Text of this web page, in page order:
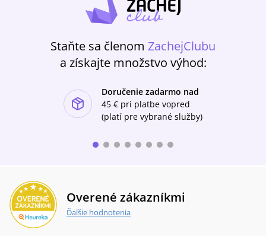
Staňte sa členom ZachejClubu
a získajte množstvo výhod:
Doručenie zadarmo nad
45 € pri platbe vopred
(platí pre vybrané služby)
Overené zákazníkmi
Ďalšie hodnotenia